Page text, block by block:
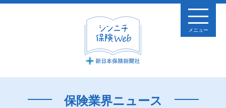
メニュー
保険業界ニュース